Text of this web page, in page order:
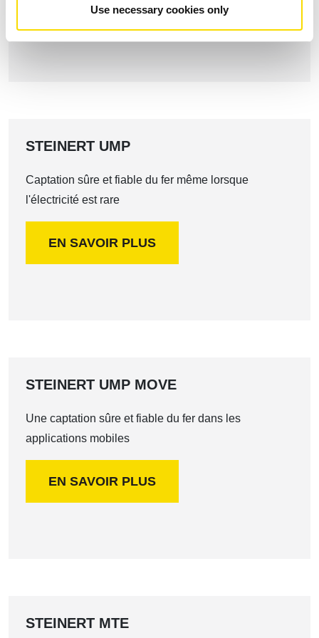
Use necessary cookies only
EN SAVOIR PLUS
STEINERT UMP
Captation sûre et fiable du fer même lorsque
l'électricité est rare
EN SAVOIR PLUS
STEINERT UMP MOVE
Une captation sûre et fiable du fer dans les
applications mobiles
EN SAVOIR PLUS
STEINERT MTE